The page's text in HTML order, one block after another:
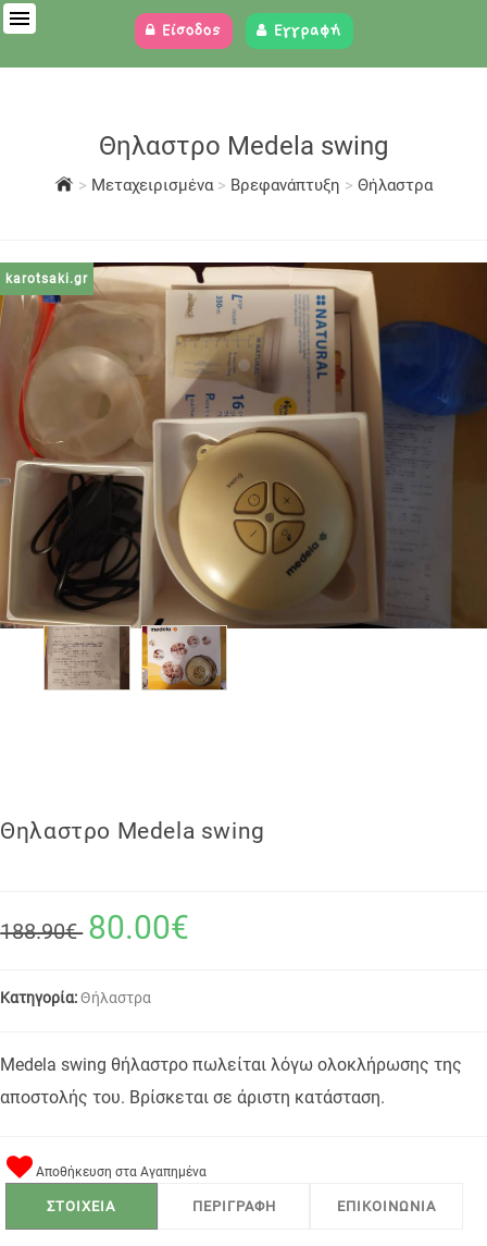
Είσοδος Εγγραφή
Θηλαστρο Medela swing
> Μεταχειρισμένα > Βρεφανάπτυξη > Θήλαστρα
karotsaki.gr
Θηλαστρο Medela swing
188.90€ 80.00€
Κατηγορία: Θήλαστρα
Medela swing θήλαστρο πωλείται λόγω ολοκλήρωσης της
αποστολής του. Βρίσκεται σε άριστη κατάσταση.
Αποθήκευση στα Αγαπημένα
ΣΤΟΙΧΕΙΑ ΠΕΡΙΓΡΑΦΗ ΕΠΙΚΟΙΝΩΝΙΑ